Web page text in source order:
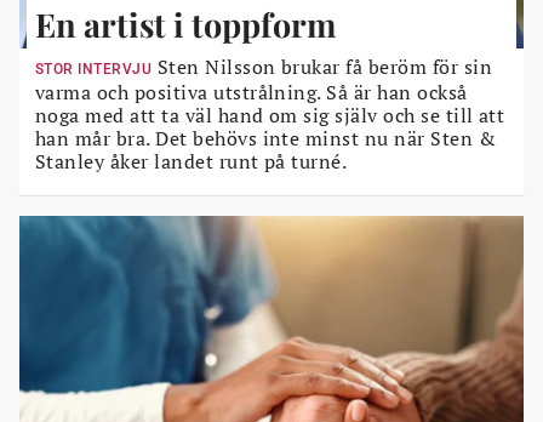
En artist i toppform
STOR INTERVJU Sten Nilsson brukar få beröm för sin
varma och positiva utstrålning. Så är han också
noga med att ta väl hand om sig själv och se till att
han mår bra. Det behövs inte minst nu när Sten &
Stanley åker landet runt på turné.